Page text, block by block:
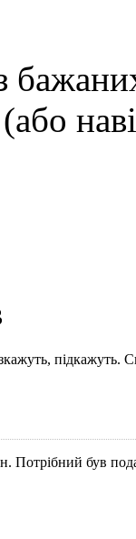
підкажуть.
Потрібний був